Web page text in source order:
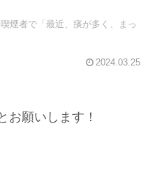
煙者で「最近、痰が多く、まっ
2024.03.25
お願いします！